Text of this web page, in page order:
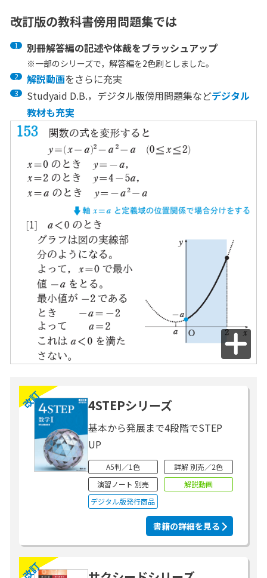
改訂版の教科書傍用問題集では
別冊解答編の記述や体裁をブラッシュアップ
※一部のシリーズで，解答編を2色刷としました。
解説動画をさらに充実
Studyaid D.B.，デジタル版傍用問題集などデジタル
教材も充実
改訂 4STEPシリーズ
基本から発展まで4段階でSTEP
UP
A5判／1色
詳解 別売／2色
演習ノート 別売
解説動画
デジタル版発行商品
書籍の詳細を見る
改訂